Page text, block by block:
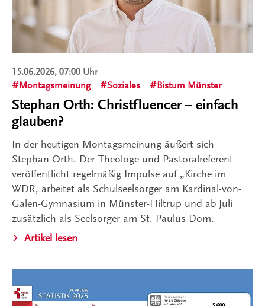
15.06.2026, 07:00 Uhr
Montagsmeinung
Soziales Bistum Münster
Stephan Orth: Christfluencer – einfach
glauben?
In der heutigen Montagsmeinung äußert sich
Stephan Orth. Der Theologe und Pastoralreferent
veröffentlicht regelmäßig Impulse auf „Kirche im
WDR, arbeitet als Schulseelsorger am Kardinal-von-
Galen-Gymnasium in Münster-Hiltrup und ab Juli
zusätzlich als Seelsorger am St.-Paulus-Dom.
Artikel lesen